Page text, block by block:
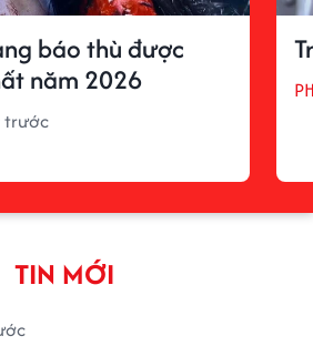
báo thù được
năm 2026
trước
TIN MỚI